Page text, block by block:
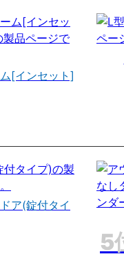
[インセット]
ア(錠付タイ